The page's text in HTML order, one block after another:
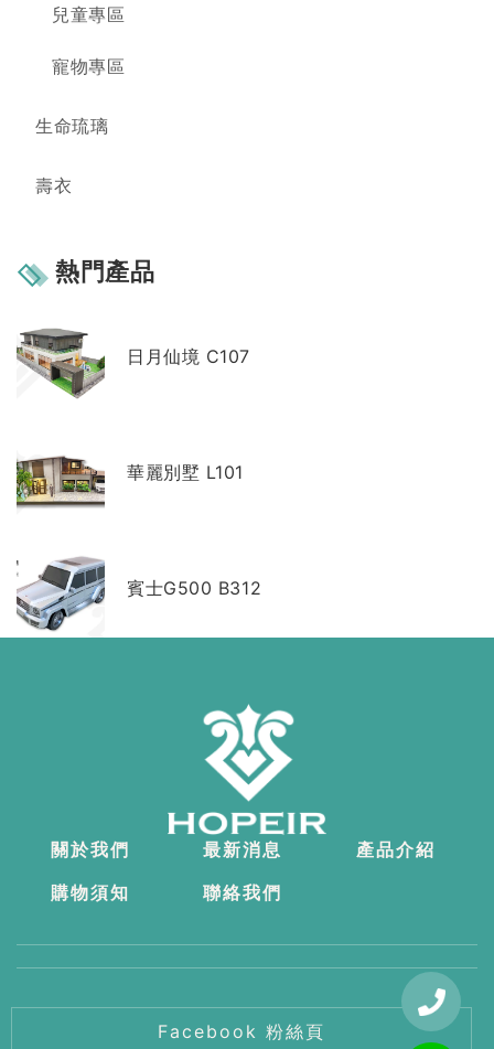
兒童專區
寵物專區
生命琉璃
壽衣
熱門產品
日月仙境 C107
華麗別墅 L101
賓士G500 B312
關於我們 最新消息
產品介紹
購物須知
聯絡我們
Facebook 粉絲頁